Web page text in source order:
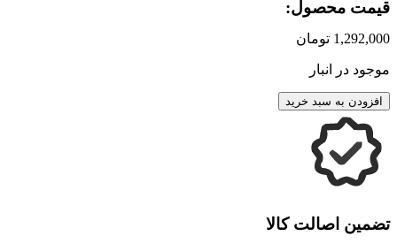
قیمت محصول:
1,292,000 تومان
موجود در انبار
افزودن به سبد خرید
تضمین اصالت کالا